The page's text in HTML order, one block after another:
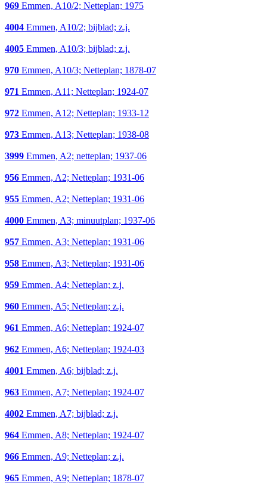
969 Emmen, A10/2; Netteplan; 1975
4004 Emmen, A10/2; bijblad; z.j.
4005 Emmen, A10/3; bijblad; z.j.
970 Emmen, A10/3; Netteplan; 1878-07
971 Emmen, A11; Netteplan; 1924-07
972 Emmen, A12; Netteplan; 1933-12
973 Emmen, A13; Netteplan; 1938-08
3999 Emmen, A2; netteplan; 1937-06
956 Emmen, A2; Netteplan; 1931-06
955 Emmen, A2; Netteplan; 1931-06
4000 Emmen, A3; minuutplan; 1937-06
957 Emmen, A3; Netteplan; 1931-06
958 Emmen, A3; Netteplan; 1931-06
959 Emmen, A4; Netteplan; z.j.
960 Emmen, A5; Netteplan; z.j.
961 Emmen, A6; Netteplan; 1924-07
962 Emmen, A6; Netteplan; 1924-03
4001 Emmen, A6; bijblad; z.j.
963 Emmen, A7; Netteplan; 1924-07
4002 Emmen, A7; bijblad; z.j.
964 Emmen, A8; Netteplan; 1924-07
966 Emmen, A9; Netteplan; z.j.
965 Emmen, A9; Netteplan; 1878-07